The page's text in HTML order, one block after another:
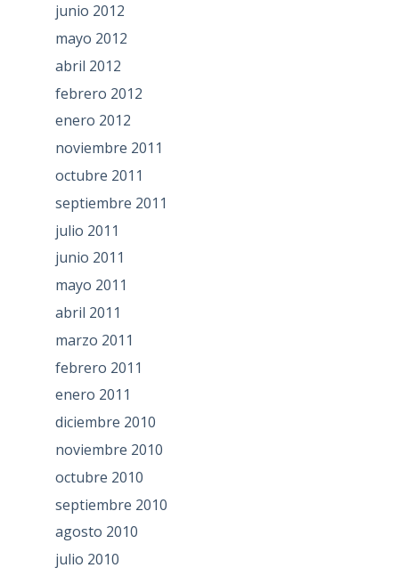
junio 2012
mayo 2012
abril 2012
febrero 2012
enero 2012
noviembre 2011
octubre 2011
septiembre 2011
julio 2011
junio 2011
mayo 2011
abril 2011
marzo 2011
febrero 2011
enero 2011
diciembre 2010
noviembre 2010
octubre 2010
septiembre 2010
agosto 2010
julio 2010